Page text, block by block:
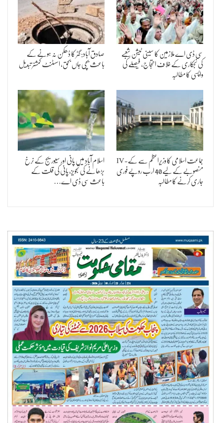
سی ڈی اے ملازمین کا سینی ٹیشن شعبے
کی نجکاری کے خلاف احتجاج، فیصلے کی
واپسی کا مطالبہ
صادق آباد: گٹر کا ڈھکن نہ ہونے کے
باعث بچی جاں بحق، اسسٹنٹ کمشنر تبدیل
جماعت اسلامی کا وزیراعظم سے کے-IV
منصوبے کے لیے 40 ارب روپے فوری
جاری کرنے کا مطالبہ
اسلام آباد میں پانی اور سیوریج کے نرخ
بڑھانے کی تجویز، پانی کی قلت کے
باعث سی ڈی اے…